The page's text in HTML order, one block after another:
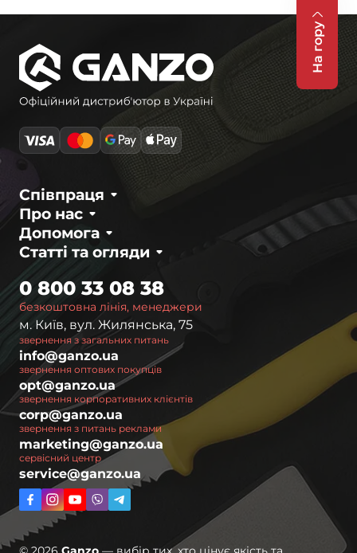
На гору
Про нас
Співпраця
Статті та огляди
Допомога
безкоштовна лінія, менеджери
0 800 33 08 38
м. Київ, вул. Жилянська, 75
звернення з загальних питань
info@ganzo.ua
звернення оптових покупців
opt@ganzo.ua
звернення корпоративних клієнтів
corp@ganzo.ua
звернення з питань реклами
marketing@ganzo.ua
сервісний центр
service@ganzo.ua